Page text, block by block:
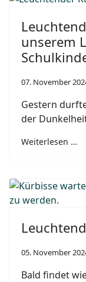
unserem
07. November
Gestern
der
Weiterlesen …
05. November
Bald findet